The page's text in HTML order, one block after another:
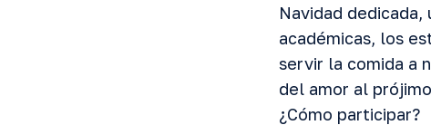
Navidad
académicas, los
servir la comida a
del amor al
¿Cómo participar?